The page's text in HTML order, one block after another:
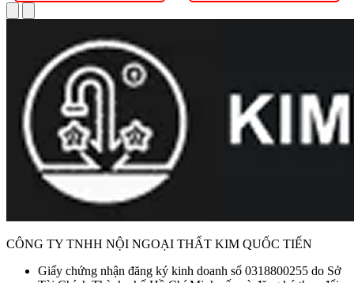
CÔNG TY TNHH NỘI NGOẠI THẤT KIM QUỐC TIẾN
Giấy chứng nhận đăng ký kinh doanh số 0318800255 do Sở